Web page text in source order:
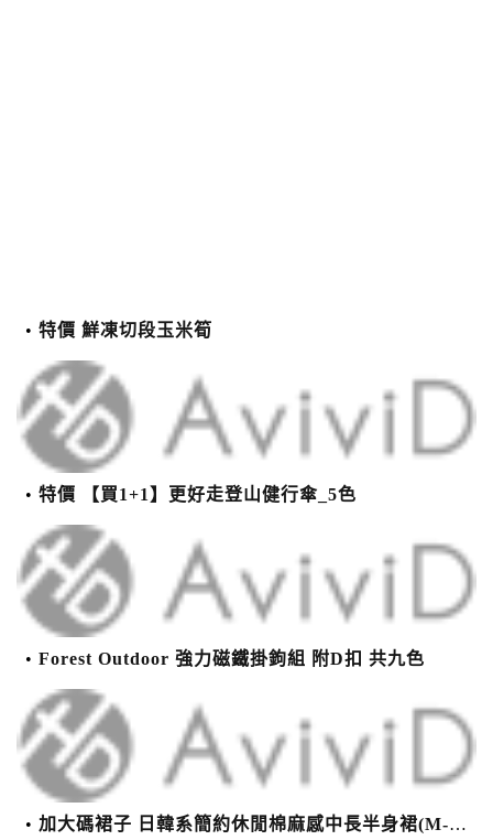
特價 鮮凍切段玉米筍
特價 【買1+1】更好走登山健行傘_5色
Forest Outdoor 強力磁鐵掛鉤組 附D扣 共九色
加大碼裙子 日韓系簡約休閒棉麻感中長半身裙(M-2XL)【XMS54038】＊艾美時尚(現+預)